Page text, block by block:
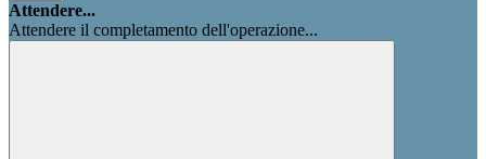
Attendere...
Attendere il completamento dell'operazione...